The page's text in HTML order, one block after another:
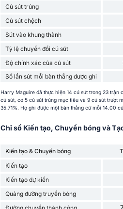
Cú sút trúng
Cú sút chệch
Sút vào khung thành
Tỷ lệ chuyển đổi cú sút
Độ chính xác của cú sút
Số lần sút mỗi bàn thắng được ghi
Harry Maguire đã thực hiện 14 cú sút trong 23 trận
cú sút, có 5 cú sút trúng mục tiêu và 9 cú sút trượt
35.71%. Họ ghi được một bàn thắng cứ mỗi 14.00
Chỉ số Kiến tạo, Chuyền bóng và
Kiến tạo & Chuyền bóng
Kiến tạo
Kiến tạo dự kiến
Quảng đường truyền bóng